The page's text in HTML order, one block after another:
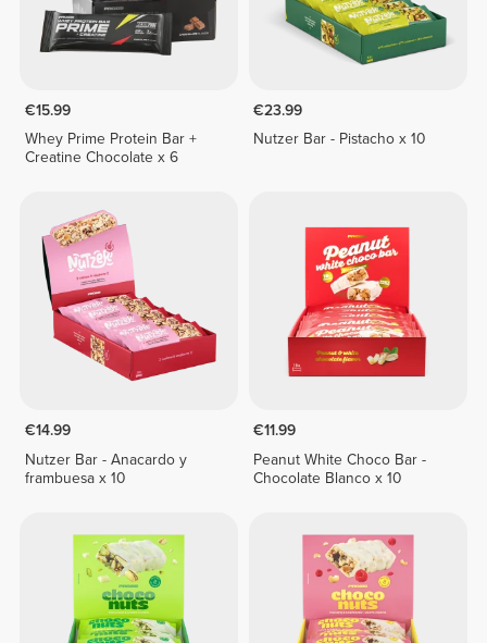
€15.99
Whey Prime Protein Bar +
Creatine Chocolate x 6
€23.99
Nutzer Bar - Pistacho x 10
€14.99
Nutzer Bar - Anacardo y
frambuesa x 10
€11.99
Peanut White Choco Bar -
Chocolate Blanco x 10